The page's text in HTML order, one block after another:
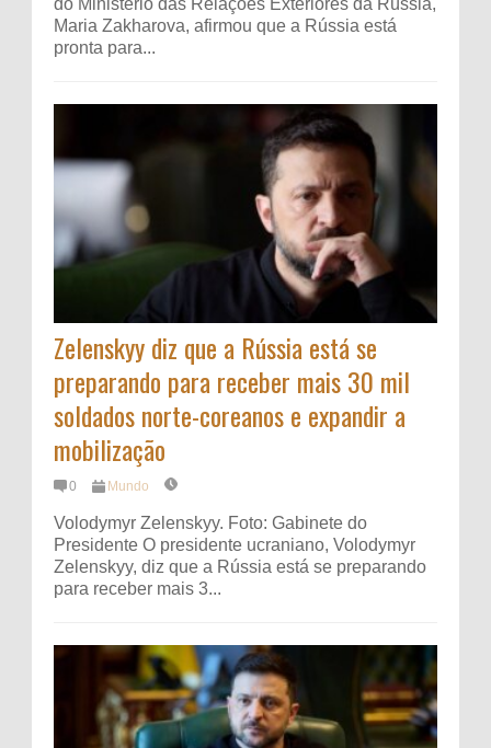
do Ministério das Relações Exteriores da Rússia,
Maria Zakharova, afirmou que a Rússia está
pronta para...
Zelenskyy diz que a Rússia está se
preparando para receber mais 30 mil
soldados norte-coreanos e expandir a
mobilização
0 Mundo
Volodymyr Zelenskyy. Foto: Gabinete do
Presidente O presidente ucraniano, Volodymyr
Zelenskyy, diz que a Rússia está se preparando
para receber mais 3...